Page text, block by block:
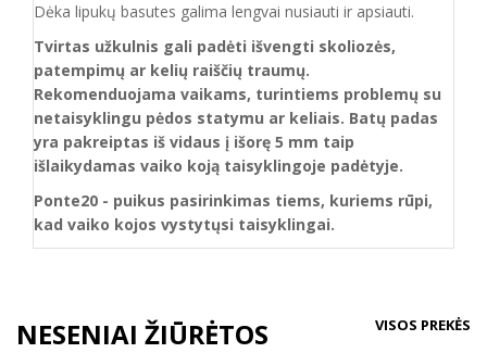
Dėka lipukų basutes galima lengvai nusiauti ir apsiauti.
Tvirtas užkulnis gali padėti išvengti skoliozės,
patempimų ar kelių raiščių traumų.
Rekomenduojama vaikams, turintiems problemų su
netaisyklingu pėdos statymu ar keliais. Batų padas
yra pakreiptas iš vidaus į išorę 5 mm taip
išlaikydamas vaiko koją taisyklingoje padėtyje.
Ponte20 - puikus pasirinkimas tiems, kuriems rūpi,
kad vaiko kojos vystytųsi taisyklingai.
NESENIAI ŽIŪRĖTOS VISOS PREKĖS